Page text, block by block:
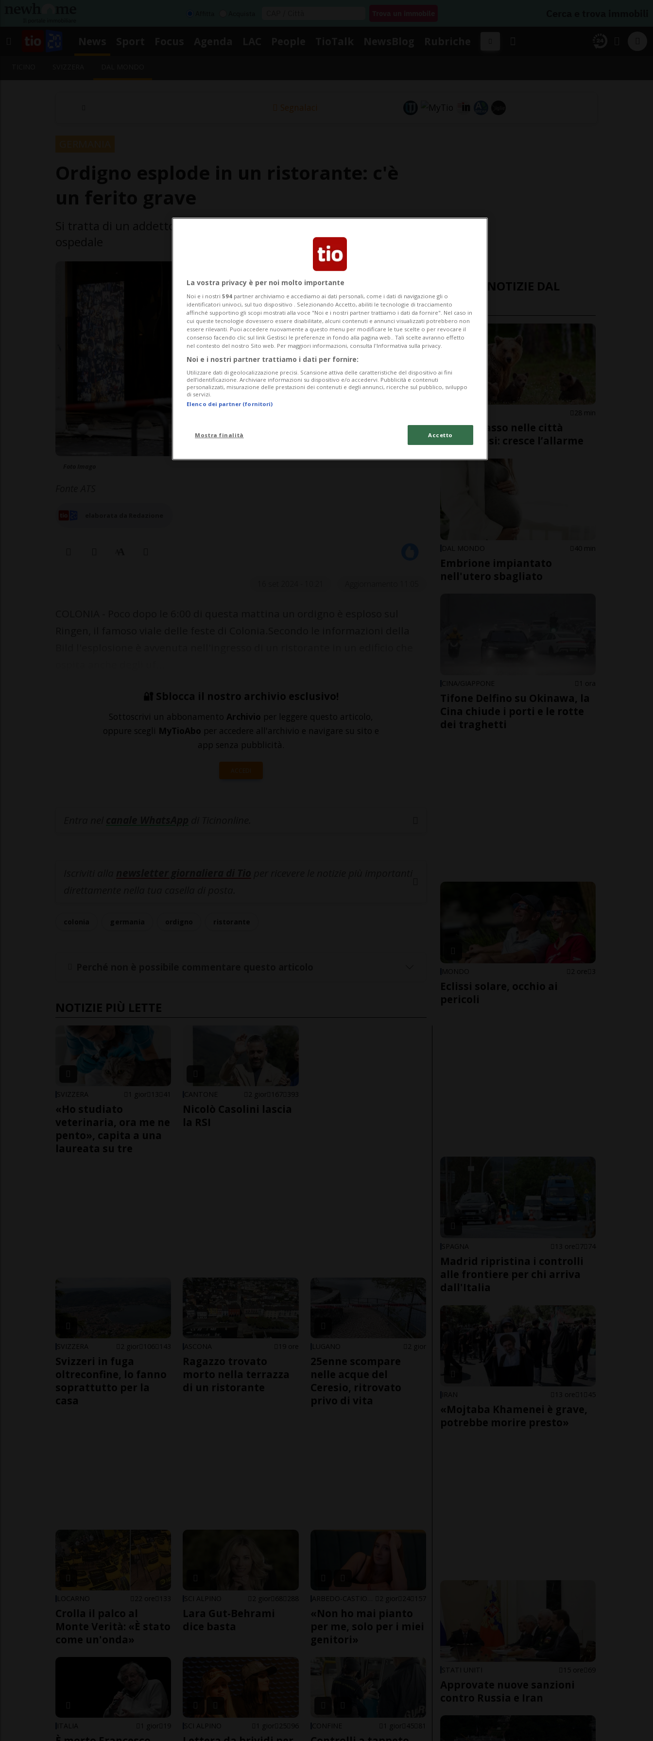
Segnalaci
🔐 Sblocca il nostro archivio esclusivo!
Sottoscrivi un abbonamento Archivio per leggere questo articolo,
oppure scegli MyTioAbo per accedere all'archivio e navigare su sito e
app senza pubblicità.
ACCEDI
NOTIZIE PIÙ LETTE
SVIZZERA 1 gior 13 41
«Ho studiato
veterinaria, ora me ne
pento», capita a una
laureata su tre
CANTONE 2 gior 167 393
Nicolò Casolini lascia
la RSI
SVIZZERA 2 gior 106 143
Svizzeri in fuga
oltreconfine, lo fanno
soprattutto per la
casa
ASCONA 19 ore
Ragazzo trovato
morto nella terrazza
di un ristorante
LUGANO 2 gior
25enne scompare
nelle acque del
Ceresio, ritrovato
privo di vita
LOCARNO 22 ore 133
Crolla il palco al
Monte Verità: «È stato
come un'onda»
SCI ALPINO 2 gior 68 288
Lara Gut-Behrami
dice basta
2 gior 24 157
«Non ho mai pianto
per me, solo per i miei
genitori»
ITALIA 1 gior 19 SCI ALPINO 1 gior 25 96 CONFINE 1 gior 45 81
ULTIME NOTIZIE DAL
MONDO
28 min
Orsi a spasso nelle città
giapponesi: cresce l’allarme
DAL MONDO 40 min
Embrione impiantato
nell'utero sbagliato
CINA/GIAPPONE 1 ora
Tifone Delfino su Okinawa, la
Cina chiude i porti e le rotte
dei traghetti
MONDO 2 ore 3
Eclissi solare, occhio ai
pericoli
SPAGNA 13 ore 7 74
Madrid ripristina i controlli
alle frontiere per chi arriva
dall'Italia
IRAN 13 ore 1 45
«Mojtaba Khamenei è grave,
potrebbe morire presto»
STATI UNITI 15 ore 69
Approvate nuove sanzioni
contro Russia e Iran
La vostra privacy è per noi molto importante
Noi e i nostri 594 partner archiviamo e accediamo ai dati personali, come i dati di navigazione gli o
identificatori univoci, sul tuo dispositivo . Selezionando Accetto, abiliti le tecnologie di tracciamento
affinché supportino gli scopi mostrati alla voce "Noi e i nostri partner trattiamo i dati da fornire". Nel caso in
cui queste tecnologie dovessero essere disabilitate, alcuni contenuti e annunci visualizzati potrebbero non
essere rilevanti. Puoi accedere nuovamente a questo menu per modificare le tue scelte o per revocare il
consenso facendo clic sul link Gestisci le preferenze in fondo alla pagina web.. Tali scelte avranno effetto
nel contesto del nostro Sito web. Per maggiori informazioni, consulta l'Informativa sulla privacy.
Noi e i nostri partner trattiamo i dati per fornire:
Utilizzare dati di geolocalizzazione precisi. Scansione attiva delle caratteristiche del dispositivo ai fini
dell’identificazione. Archiviare informazioni su dispositivo e/o accedervi. Pubblicità e contenuti
personalizzati, misurazione delle prestazioni dei contenuti e degli annunci, ricerche sul pubblico, sviluppo
di servizi.
Elenco dei partner (fornitori)
Mostra finalità Accetto